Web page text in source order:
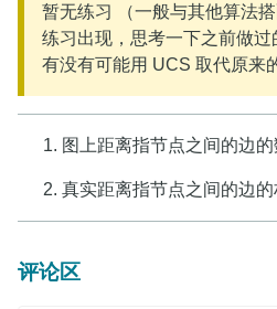
暂无练习 （一般与其他算法
练习出现，思考一下之前做过
有没有可能用 UCS 取代原来
图上距离指节点之间的边
真实距离指节点之间的边
评论区